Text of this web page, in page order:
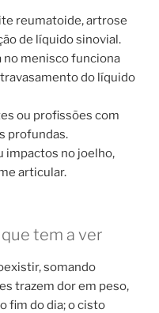
reumatoide, artrose
de líquido sinovial.
no menisco funciona
do líquido
ou profissões com
profundas.
impactos no joelho,
articular.
tem a ver
somando
trazem dor em peso,
fim do dia; o cisto